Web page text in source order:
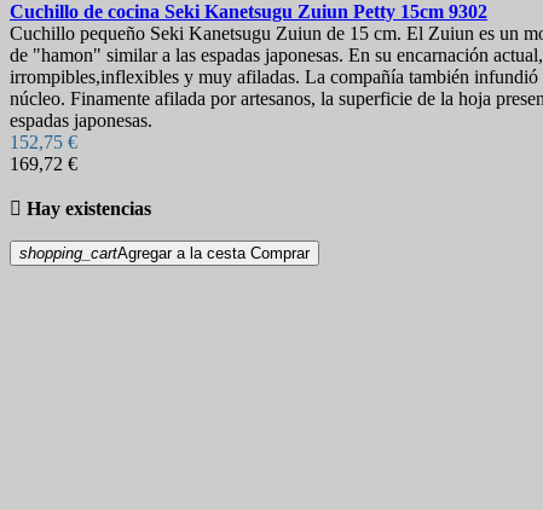
Cuchillo de cocina Seki Kanetsugu Zuiun Petty 15cm 9302
Cuchillo pequeño Seki Kanetsugu Zuiun de 15 cm. El Zuiun es un
de "hamon" similar a las espadas japonesas. En su encarnación
irrompibles,inflexibles y muy afiladas. La compañía también infundió
núcleo. Finamente afilada por artesanos, la superficie de la hoja
espadas japonesas.
152,75 €
169,72 €
 Hay existencias
shopping_cartAgregar a la cesta Comprar